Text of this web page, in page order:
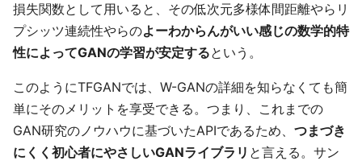
損失関数として用いると、その低次元多様体間距離やらリ
プシッツ連続性やらのよーわからんがいい感じの数学的特
性によってGANの学習が安定するという。
このようにTFGANでは、W-GANの詳細を知らなくても簡
単にそのメリットを享受できる。つまり、これまでの
GAN研究のノウハウに基づいたAPIであるため、 つまづき
にくく初心者にやさしいGANライブラリ と言える。サン